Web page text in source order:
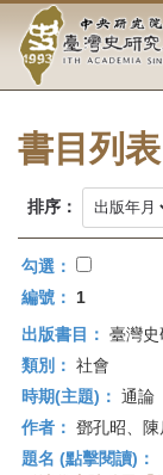
要
中
央
研
究
院-
臺
灣
史
研
究
書目列表
排序：
勾選：
編號：
1
出版書目： 臺灣
類別： 社會
時期(主題)： 通論
作者： 鄧孔昭、陳
題名 (點擊閱讀)：